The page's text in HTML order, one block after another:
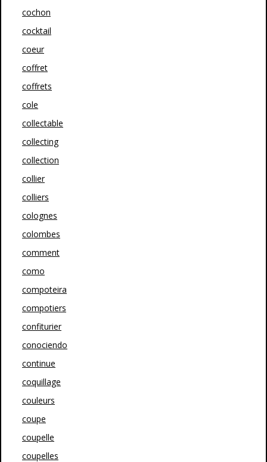
cochon
cocktail
coeur
coffret
coffrets
cole
collectable
collecting
collection
collier
colliers
colognes
colombes
comment
como
compoteira
compotiers
confiturier
conociendo
continue
coquillage
couleurs
coupe
coupelle
coupelles